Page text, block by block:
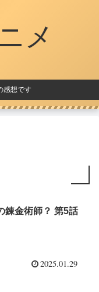
メ
感想です
錬金術師？ 第5話
2025.01.29